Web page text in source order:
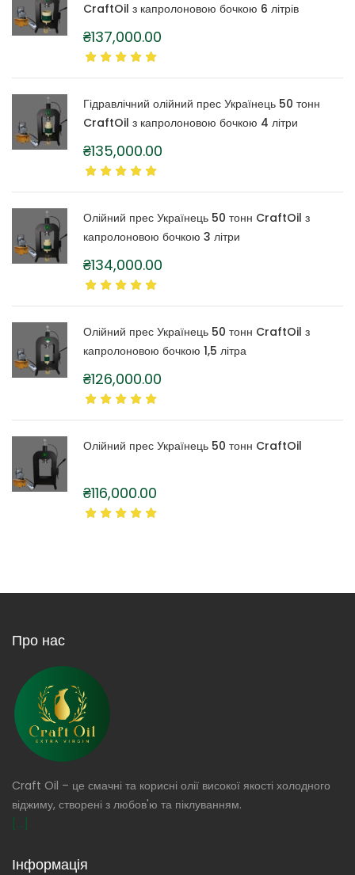
CraftOil з капролоновою бочкою 6 літрів
₴137,000.00
Гідравлічний олійний прес Українець 50 тонн
CraftOil з капролоновою бочкою 4 літри
₴135,000.00
Олійний прес Українець 50 тонн CraftOil з
капролоновою бочкою 3 літри
₴134,000.00
Олійний прес Українець 50 тонн CraftOil з
капролоновою бочкою 1,5 літра
₴126,000.00
Олійний прес Українець 50 тонн CraftOil
₴116,000.00
Про нас
Craft Oil – це смачні та корисні олії високої якості холодного
віджиму, створені з любов'ю та піклуванням.
[...]
Інформація